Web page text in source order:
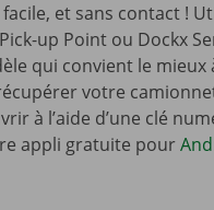
et sans contact !
up Point ou Dockx
qui convient le mieux
votre
à l’aide d’une clé
appli gratuite pour